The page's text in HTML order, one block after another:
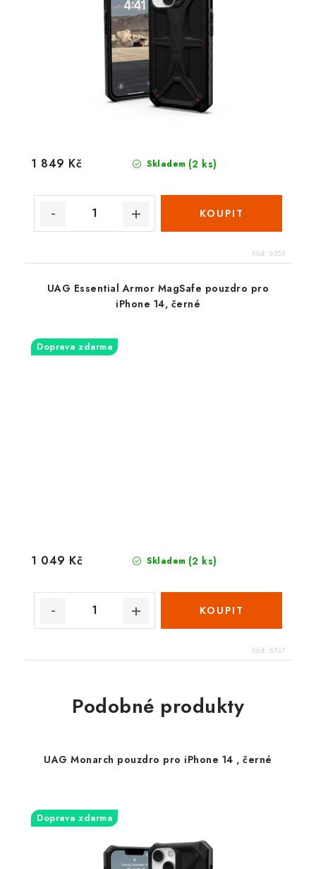
Skladem (2 ks)
1 849 Kč
Kód: 6555
UAG Essential Armor MagSafe pouzdro pro
iPhone 14, černé
Doprava zdarma
Skladem (2 ks)
1 049 Kč
Kód: 6537
Podobné produkty
UAG Monarch pouzdro pro iPhone 14 , černé
Doprava zdarma